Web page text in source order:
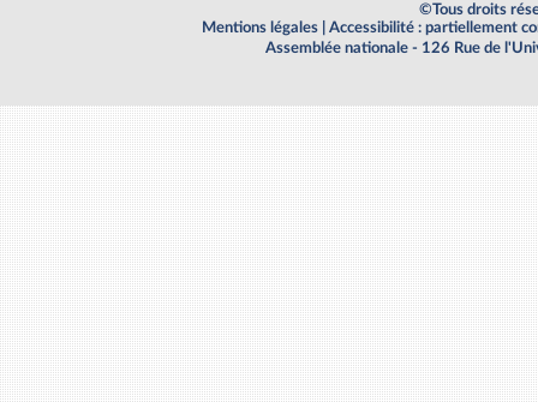
©Tous droits
Mentions légales
Accessibilité : partiellement
Assemblée nationale - 126 Rue de